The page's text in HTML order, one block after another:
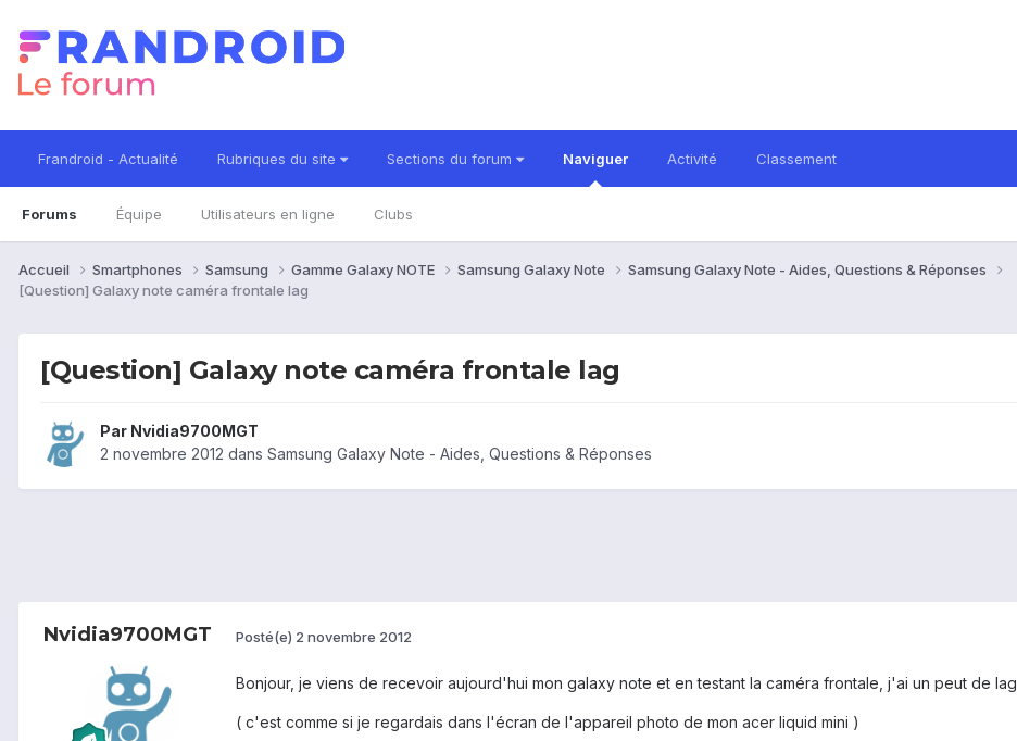
Frandroid - Actualité Rubriques du site Sections du forum Naviguer
Forums Équipe Utilisateurs en ligne Clubs
Activité Classement
Accueil Smartphones Samsung Gamme Galaxy NOTE Samsung Galaxy Note
Samsung Galaxy Note - Aides, Questions & Réponses
[Question] Galaxy note caméra frontale lag
[Question] Galaxy note caméra frontale lag
Par Nvidia9700MGT
2 novembre 2012 dans Samsung Galaxy Note - Aides, Questions & Réponses
Nvidia9700MGT Posté(e) 2 novembre 2012
Bonjour, je viens de recevoir aujourd'hui mon galaxy note et en testant la caméra frontale, j'ai un peut de lag
( c'est comme si je regardais dans l'écran de l'appareil photo de mon acer liquid mini )